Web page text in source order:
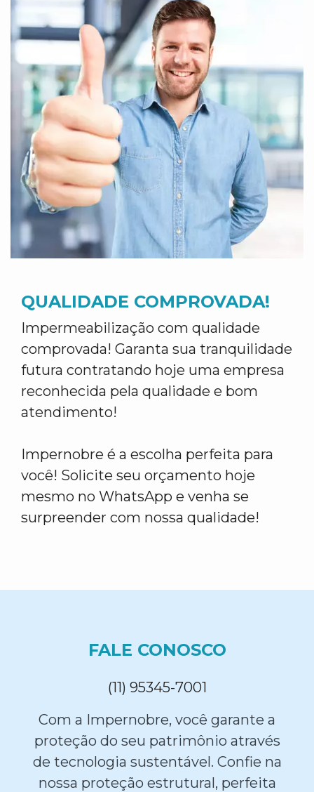
QUALIDADE COMPROVADA!
Impermeabilização com qualidade
comprovada! Garanta sua tranquilidade
futura contratando hoje uma empresa
reconhecida pela qualidade e bom
atendimento!
Impernobre é a escolha perfeita para
você! Solicite seu orçamento hoje
mesmo no WhatsApp e venha se
surpreender com nossa qualidade!
FALE CONOSCO
(11) 95345-7001
Com a Impernobre, você garante a
proteção do seu patrimônio através
de tecnologia sustentável. Confie na
nossa proteção estrutural, perfeita